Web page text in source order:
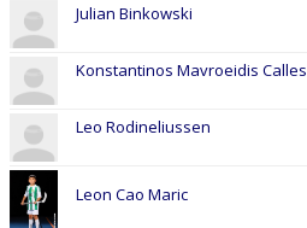
Julian Binkowski
Konstantinos Mavroeidis Calles
Leo Rodineliussen
Leon Cao Maric